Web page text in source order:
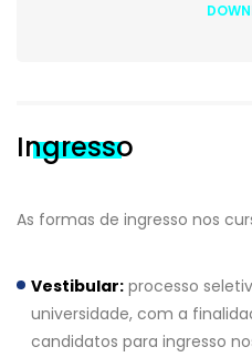
Ingresso
As formas de ingresso nos
Vestibular: processo
universidade, com a
candidatos para ingresso